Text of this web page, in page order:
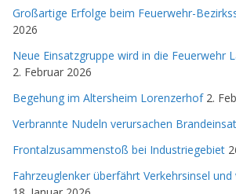
Großartige Erfolge beim Feuerwehr-
2026
Neue Einsatzgruppe wird in die Feuerwehr
2. Februar 2026
Begehung im Altersheim Lorenzerhof 2.
Verbrannte Nudeln verursachen
Frontalzusammenstoß bei Industriegebiet
Fahrzeuglenker überfährt Verkehrsinsel